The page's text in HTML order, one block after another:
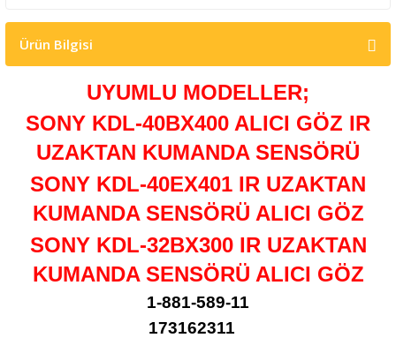
Ürün Bilgisi
UYUMLU MODELLER;
SONY KDL-40BX400 ALICI GÖZ IR
UZAKTAN KUMANDA SENSÖRÜ
SONY KDL-40EX401 IR UZAKTAN
KUMANDA SENSÖRÜ ALICI GÖZ
SONY KDL-32BX300 IR UZAKTAN
KUMANDA SENSÖRÜ ALICI GÖZ
1-881-589-11
173162311